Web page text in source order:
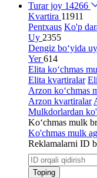
Turar joy 14266
Kvartira 11911
Pentxaus Ko'p
Uy 2355
Dengiz bo‘yida
Yer614
Elita ko‘chmas
Elita kvartiralar
Arzon ko‘chmas
Arzon kvartiralar
Mulkdorlardan
Ko‘chmas mulk
Ko'chmas mulk
Reklamalarni ID
Toping